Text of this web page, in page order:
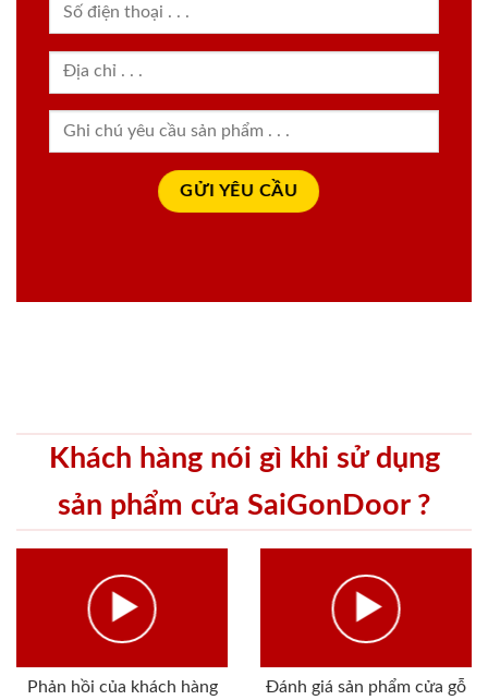
Khách hàng nói gì khi sử dụng
sản phẩm cửa SaiGonDoor ?
Phản hồi của khách hàng
Đánh giá sản phẩm cửa gỗ